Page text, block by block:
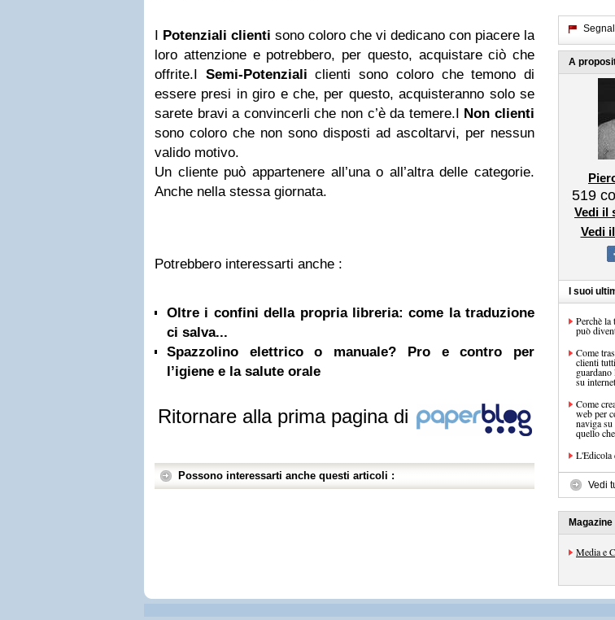
I Potenziali clienti sono coloro che vi dedicano con piacere la
loro attenzione e potrebbero, per questo, acquistare ciò che
offrite.I Semi-Potenziali clienti sono coloro che temono di
essere presi in giro e che, per questo, acquisteranno solo se
sarete bravi a convincerli che non c’è da temere.I Non clienti
sono coloro che non sono disposti ad ascoltarvi, per nessun
valido motivo.
Un cliente può appartenere all’una o all’altra delle categorie.
Anche nella stessa giornata.
Potrebbero interessarti anche :
Oltre i confini della propria libreria: come la traduzione
ci salva...
Spazzolino elettrico o manuale? Pro e contro per
l’igiene e la salute orale
Ritornare alla prima pagina di
Possono interessarti anche questi articoli :
A
519
Vedi il
Vedi
I suoi
Perchè la
può
Come
clienti
su internet
Come
web per
naviga
quello
L'Edicola
Vedi
Magazine
Media e